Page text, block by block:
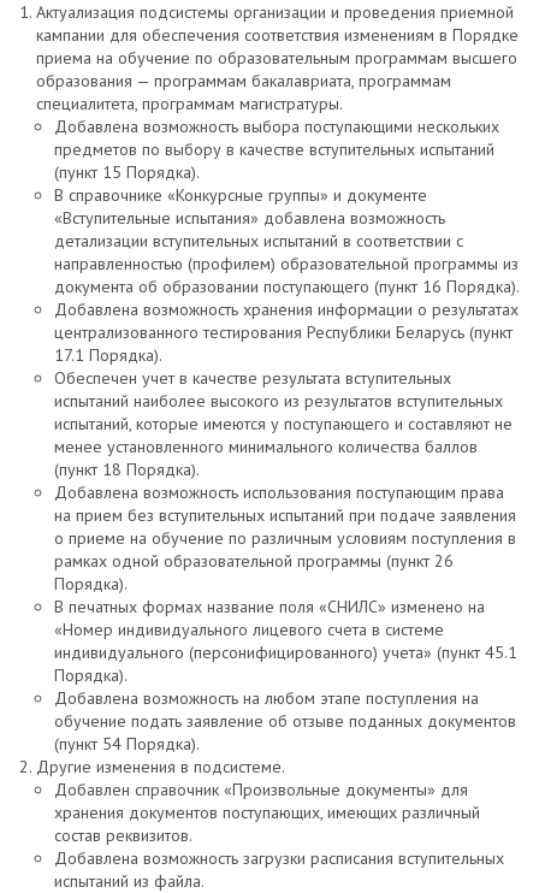
Актуализация подсистемы организации и проведения приемной
кампании для обеспечения соответствия изменениям в Порядке
приема на обучение по образовательным программам высшего
образования — программам бакалавриата, программам
специалитета, программам магистратуры.
Добавлена возможность выбора поступающими нескольких
предметов по выбору в качестве вступительных испытаний
(пункт 15 Порядка).
В справочнике «Конкурсные группы» и документе
«Вступительные испытания» добавлена возможность
детализации вступительных испытаний в соответствии с
направленностью (профилем) образовательной программы из
документа об образовании поступающего (пункт 16 Порядка).
Добавлена возможность хранения информации о результатах
централизованного тестирования Республики Беларусь (пункт
17.1 Порядка).
Обеспечен учет в качестве результата вступительных
испытаний наиболее высокого из результатов вступительных
испытаний, которые имеются у поступающего и составляют не
менее установленного минимального количества баллов
(пункт 18 Порядка).
Добавлена возможность использования поступающим права
на прием без вступительных испытаний при подаче заявления
о приеме на обучение по различным условиям поступления в
рамках одной образовательной программы (пункт 26
Порядка).
В печатных формах название поля «СНИЛС» изменено на
«Номер индивидуального лицевого счета в системе
индивидуального (персонифицированного) учета» (пункт 45.1
Порядка).
Добавлена возможность на любом этапе поступления на
обучение подать заявление об отзыве поданных документов
(пункт 54 Порядка).
Другие изменения в подсистеме.
Добавлен справочник «Произвольные документы» для
хранения документов поступающих, имеющих различный
состав реквизитов.
Добавлена возможность загрузки расписания вступительных
испытаний из файла.